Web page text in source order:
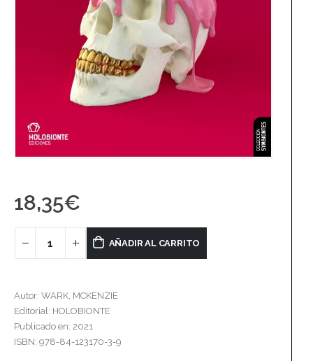
18,35€
AÑADIR AL CARRITO
Autor: WARK, MCKENZIE
Editorial: HOLOBIONTE
Publicado en: 2021
ISBN: 978-84-123170-3-9